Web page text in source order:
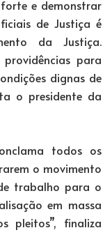
e demonstrar
de Justiça é
da Justiça.
para
dignas de
o presidente da
todos os
o movimento
trabalho para o
em massa
pleitos”, finaliza